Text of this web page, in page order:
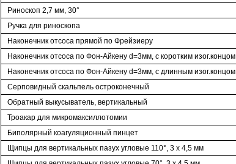
Риноскоп 2,7 мм, 30°
Ручка для риноскопа
Наконечник отсоса прямой по Фрейзиеру
Наконечник отсоса по Фон-Айкену d=3мм, с коротким изог.концом
Наконечник отсоса по Фон-Айкену d=3мм, с длинным изог.концом
Серповидный скальпель остроконечный
Обратный выкусыватель, вертикальный
Троакар для микромаксиллотомии
Биполярный коагуляционный пинцет
Щипцы для вертикальных пазух угловые 110°, 3 х 4,5 мм